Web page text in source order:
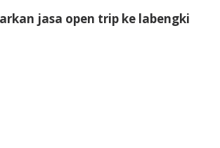
jasa open trip ke labengki